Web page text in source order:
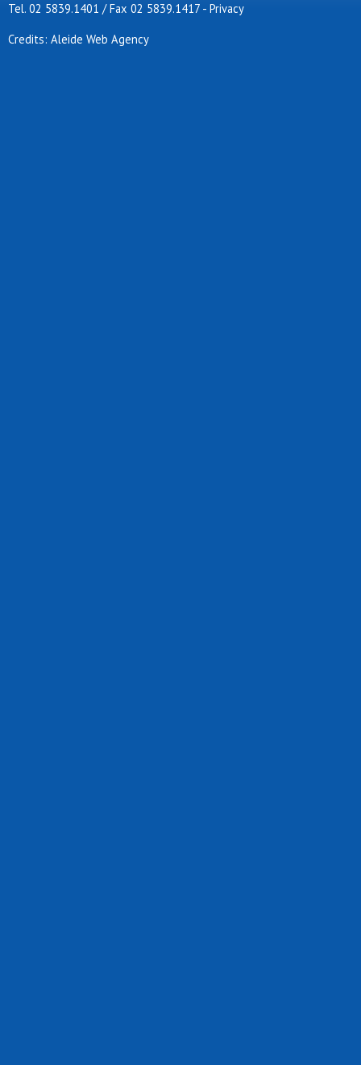
Tel. 02 5839.1401 / Fax 02 5839.1417 - Privacy
Credits: Aleide Web Agency